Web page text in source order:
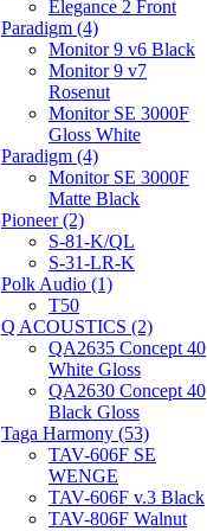
Elegance 2 Front
Paradigm (4)
Monitor 9 v6 Black
Monitor 9 v7
Rosenut
Monitor SE 3000F
Gloss White
Paradigm (4)
Monitor SE 3000F
Matte Black
Pioneer (2)
S-81-K/QL
S-31-LR-K
Polk Audio (1)
T50
Q ACOUSTICS (2)
QA2635 Concept 40
White Gloss
QA2630 Concept 40
Black Gloss
Taga Harmony (53)
TAV-606F SE
WENGE
TAV-606F v.3 Black
TAV-806F Walnut